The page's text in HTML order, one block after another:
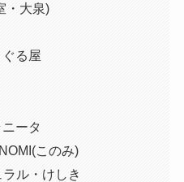
・大泉)
る屋
ータ
このみ)
ル・けしき